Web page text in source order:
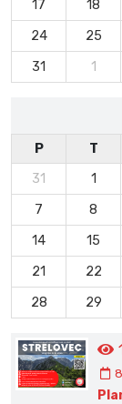
17
18
24
25
31
1
P T
31
1
7
8
14
15
21
22
28
29